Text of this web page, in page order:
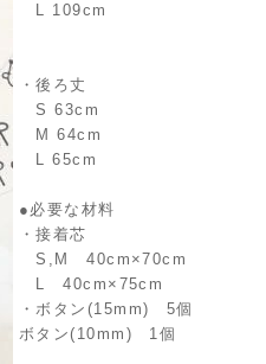
L 109cm
・後ろ丈
S 63cm
M 64cm
L 65cm
●必要な材料
・接着芯
S,M 40cm×70cm
L 40cm×75cm
・ボタン(15mm) 5個
ボタン(10mm) 1個